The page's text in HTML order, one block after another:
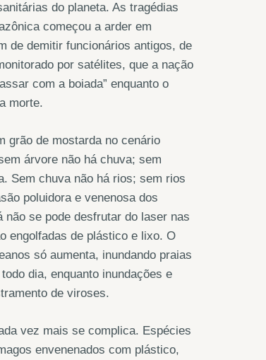
do planeta. As tragédias
começou a arder em
de demitir funcionários antigos, de
por satélites, que a nação
com a boiada” enquanto o
morte.
grão de mostarda no cenário
árvore não há chuva; sem
Sem chuva não há rios; sem rios
poluidora e venenosa dos
se pode desfrutar do laser nas
engolfadas de plástico e lixo. O
só aumenta, inundando praias
dia, enquanto inundações e
de viroses.
vez mais se complica. Espécies
envenenados com plástico,